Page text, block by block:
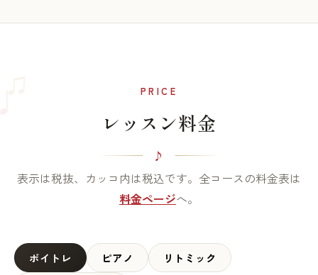
PRICE
レッスン料金
表示は税抜、カッコ内は税込です。全コースの料金表は
料金ページへ。
ボイトレ ピアノ
リトミック